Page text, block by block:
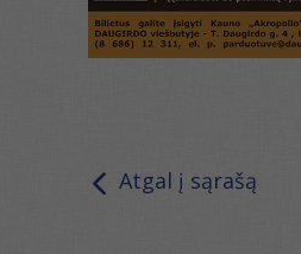
Atgal į sąrašą